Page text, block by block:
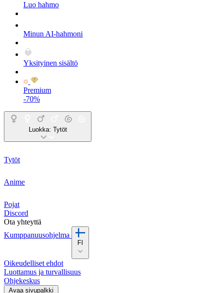
Luo hahmo
Minun AI-hahmoni
Yksityinen sisältö
Premium
-70%
Luokka: Tytöt
Tytöt
Anime
Pojat
Discord
Ota yhteyttä
Kumppanuusohjelma
FI
Oikeudelliset ehdot
Luottamus ja turvallisuus
Ohjekeskus
Avaa sivupalkki